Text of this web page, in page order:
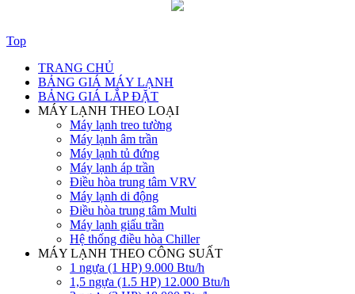
Top
TRANG CHỦ
BẢNG GIÁ MÁY LẠNH
BẢNG GIÁ LẮP ĐẶT
MÁY LẠNH THEO LOẠI
Máy lạnh treo tường
Máy lạnh âm trần
Máy lạnh tủ đứng
Máy lạnh áp trần
Điều hòa trung tâm VRV
Máy lạnh di động
Điều hòa trung tâm Multi
Máy lạnh giấu trần
Hệ thống điều hòa Chiller
MÁY LẠNH THEO CÔNG SUẤT
1 ngựa (1 HP) 9.000 Btu/h
1,5 ngựa (1.5 HP) 12.000 Btu/h